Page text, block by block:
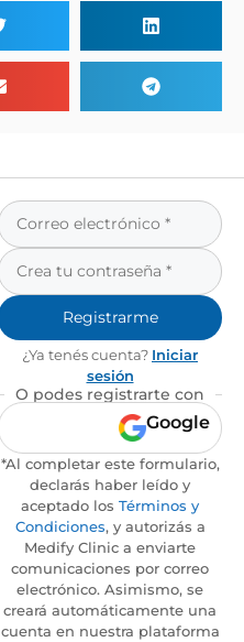
Registrarme
¿Ya tenés cuenta? Iniciar
sesión
O podes registrarte con
Google
*Al completar este formulario,
declarás haber leído y
aceptado los Términos y
Condiciones, y autorizás a
Medify Clinic a enviarte
comunicaciones por correo
electrónico. Asimismo, se
creará automáticamente una
cuenta en nuestra plataforma